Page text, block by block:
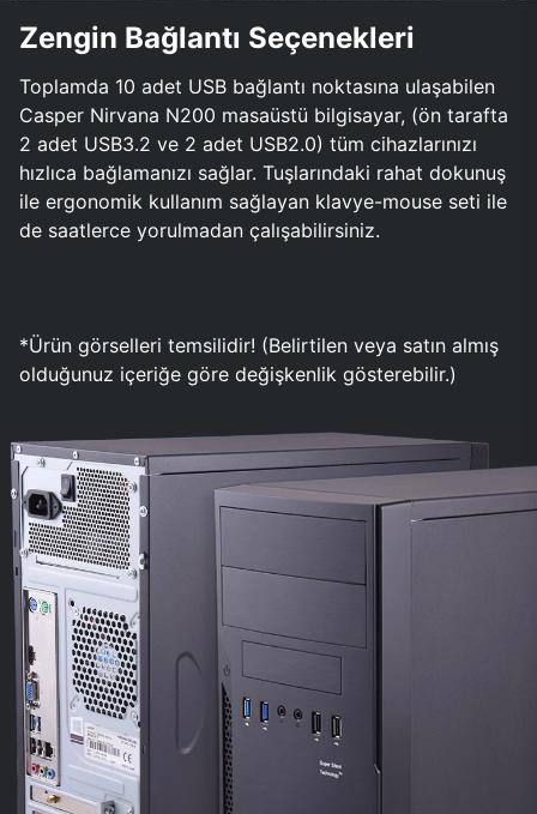
Zengin Bağlantı Seçenekleri
Toplamda 10 adet USB bağlantı noktasına ulaşabilen
Casper Nirvana N200 masaüstü bilgisayar, (ön tarafta
2 adet USB3.2 ve 2 adet USB2.0) tüm cihazlarınızı
hızlıca bağlamanızı sağlar. Tuşlarındaki rahat dokunuş
ile ergonomik kullanım sağlayan klavye-mouse seti ile
de saatlerce yorulmadan çalışabilirsiniz.
*Ürün görselleri temsilidir! (Belirtilen veya satın almış
olduğunuz içeriğe göre değişkenlik gösterebilir.)